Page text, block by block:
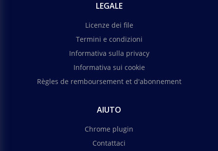
LEGALE
Licenze dei file
Termini e condizioni
Informativa sulla privacy
Informativa sui cookie
Règles de remboursement et d'abonnement
AIUTO
Chrome plugin
Contattaci